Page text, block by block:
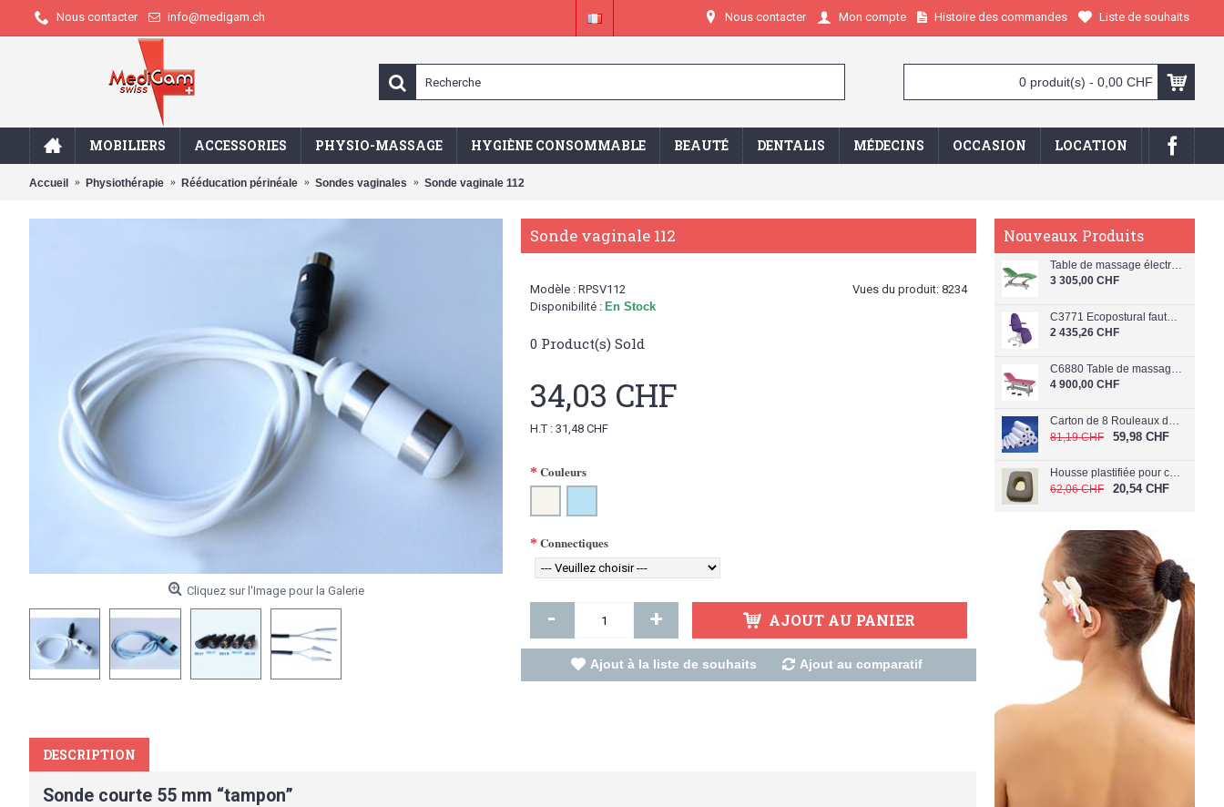
Nous contacter info@medigam.ch Nous contacter Mon compte Histoire des commandes Liste de souhaits
0 produit(s) - 0,00 CHF
MOBILIERS ACCESSORIES PHYSIO-MASSAGE HYGIÈNE CONSOMMABLE BEAUTÉ DENTALIS MÉDECINS OCCASION LOCATION
Accueil Physiothérapie Rééducation périnéale Sondes vaginales Sonde vaginale 112
Nouveaux Produits
Table de massage électrique en 3 plans Ecopostural C5926
3 305,00 CHF
C3771 Ecopostural fauteuil beauty
2 435,26 CHF
C6880 Table de massage électrique en 2 plans Ecopostural
4 900,00 CHF
Carton de 8 Rouleaux de papier Extra Doux 60 cm (Largeur 60 cm)
81,19 CHF
59,98 CHF
Housse plastifiée pour coussin de visage C-040/PL
62,06 CHF
20,54 CHF
Cliquez sur l'Image pour la Galerie
Sonde vaginale 112
Vues du produit: 8234
Modèle : RPSV112
Disponibilité : En Stock
0 Product(s) Sold
34,03 CHF
H.T : 31,48 CHF
Couleurs
Connectiques
- + AJOUT AU PANIER
Ajout à la liste de souhaits Ajout au comparatif
DESCRIPTION
Sonde courte 55 mm “tampon”